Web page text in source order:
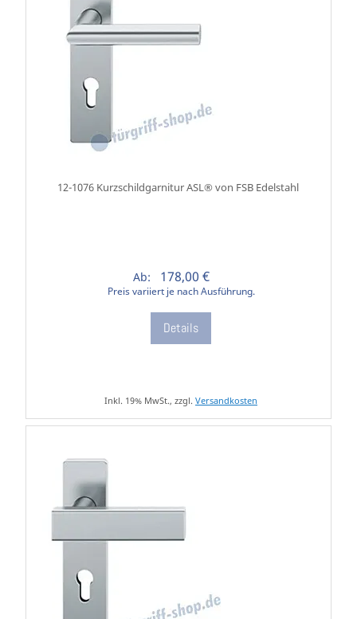
12-1076 Kurzschildgarnitur ASL® von FSB Edelstahl
Ab: 178,00 €
Preis variiert je nach Ausführung.
Details
Inkl. 19% MwSt., zzgl. Versandkosten